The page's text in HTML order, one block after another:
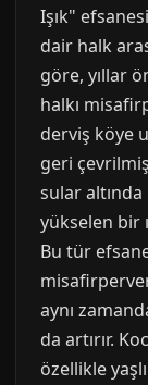
Işık"
dair halk
göre, yıllar
halkı
derviş köye
geri
sular altında
yükselen bir
Bu tür
aynı
da artırır.
özellikle